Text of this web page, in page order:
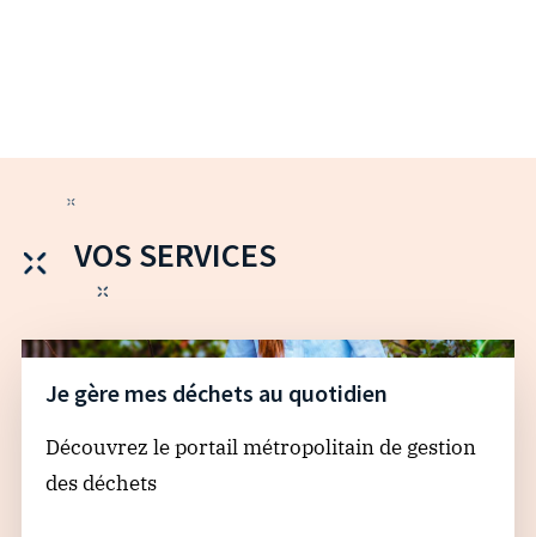
VOS SERVICES
Je gère mes déchets au quotidien
Découvrez le portail métropolitain de gestion
des déchets